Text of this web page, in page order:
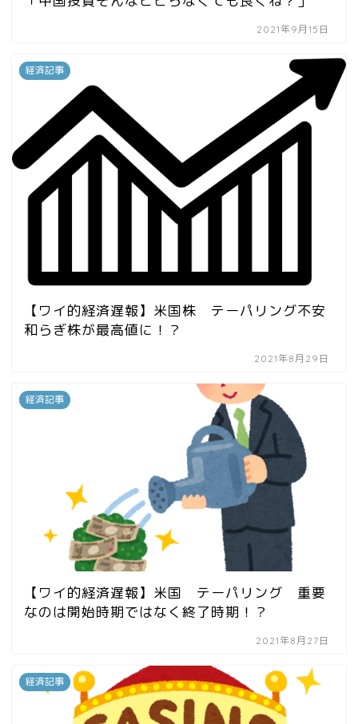
2021年9月15日
経済記事
【ワイ的経済遅報】米国株 テーパリング不安
和らぎ株が最高値に！？
2021年8月29日
経済記事
【ワイ的経済遅報】米国 テーパリング 重要
なのは開始時期ではなく終了時期！？
2021年8月27日
経済記事